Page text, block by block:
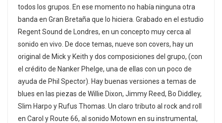
todos los grupos. En ese momento no había ninguna otra
banda en Gran Bretaña que lo hiciera. Grabado en el estudio
Regent Sound de Londres, en un concepto muy cerca al
sonido en vivo. De doce temas, nueve son covers, hay un
original de Mick y Keith y dos composiciones del grupo, (con
el crédito de Nanker Phelge, una de ellas con un poco de
ayuda de Phil Spector). Hay buenas versiones a temas de
blues en las piezas de Willie Dixon, Jimmy Reed, Bo Diddley,
Slim Harpo y Rufus Thomas. Un claro tributo al rock and roll
en Carol y Route 66, al sonido Motown en su instrumental,